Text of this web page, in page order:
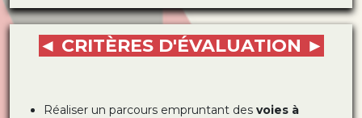
◄ CRITÈRES D'ÉVALUATION ►
Réaliser un parcours empruntant des voies à